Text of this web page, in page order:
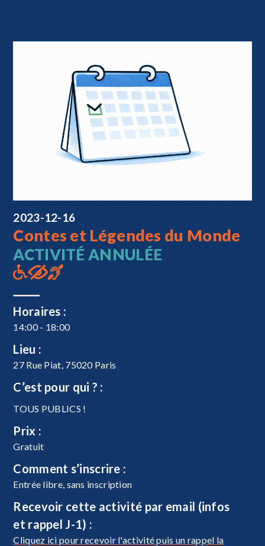
2023-12-16
Contes et Légendes du Monde
ACTIVITÉ ANNULÉE
Horaires :
14:00 - 18:00
Lieu :
27 Rue Piat, 75020 Paris
C’est pour qui ? :
TOUS PUBLICS !
Prix :
Gratuit
Comment s’inscrire :
Entrée libre, sans inscription
Recevoir cette activité par email (infos
et rappel J-1) :
Cliquez ici pour recevoir l'activité puis un rappel la